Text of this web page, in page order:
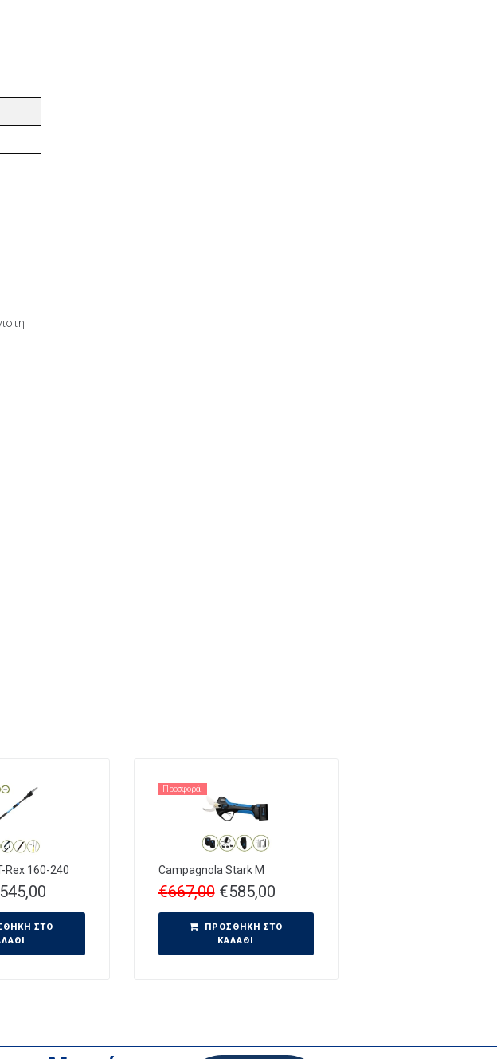
Rex 160-240
545,00
ΣΤΟ
Προσφορά!
Campagnola Stark M
€667,00 €585,00
ΠΡΟΣΘΉΚΗ ΣΤΟ
ΚΑΛΆΘΙ